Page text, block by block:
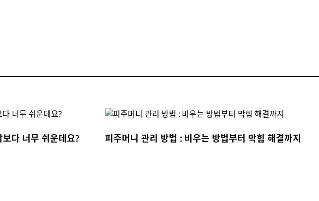
다 너무 쉬운데요? 피주머니 관리 방법 : 비우는 방법부터 막힘 해결까지